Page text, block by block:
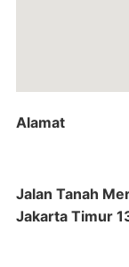
Alamat
Jalan Tanah
Jakarta Timur